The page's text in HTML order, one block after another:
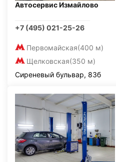
Автосервис Измайлово
+7 (495) 021-25-26
Первомайская(400 м)
Щелковская(350 м)
Сиреневый бульвар, 83б